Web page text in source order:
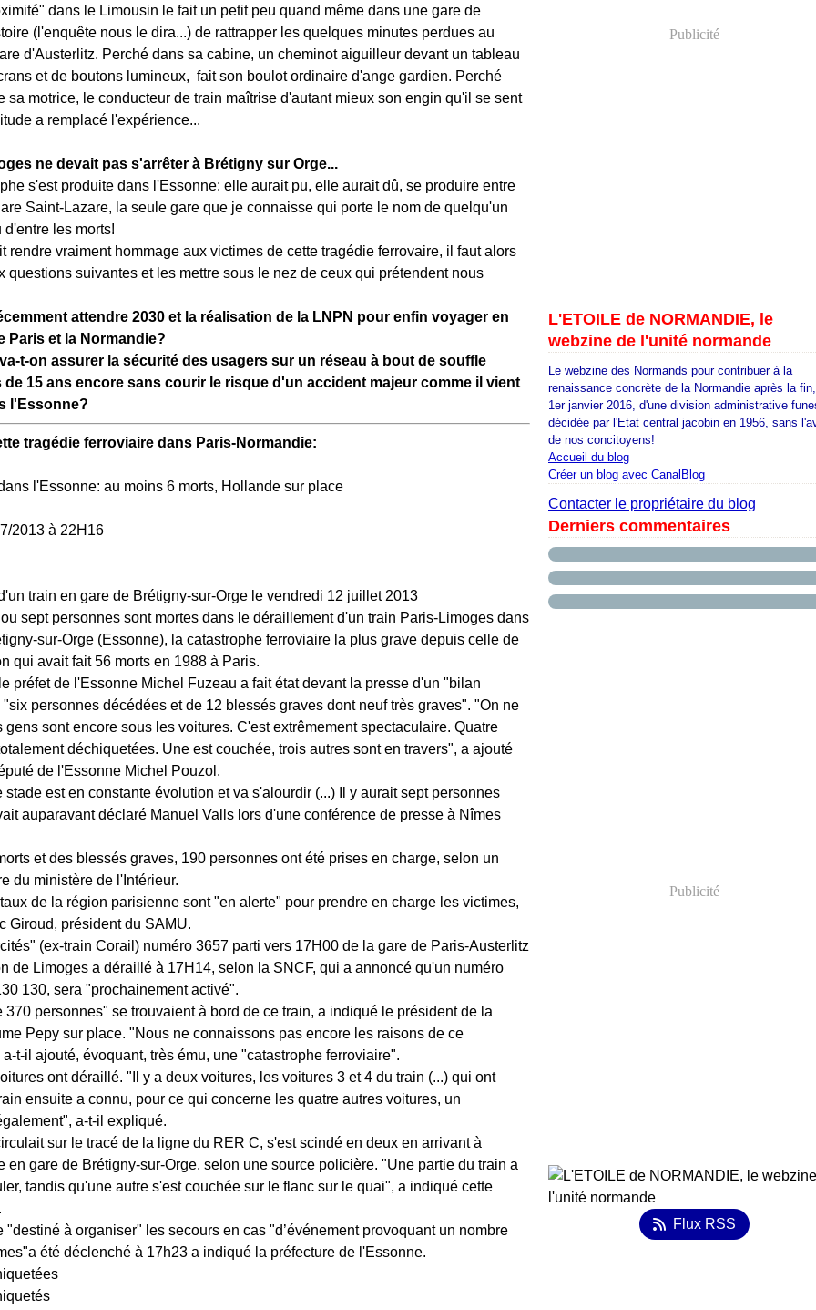
dans le Limousin le fait un petit peu quand même dans une gare de
(l'enquête nous le dira...) de rattrapper les quelques minutes perdues au
d'Austerlitz. Perché dans sa cabine, un cheminot aiguilleur devant un tableau
et de boutons lumineux, fait son boulot ordinaire d'ange gardien. Perché
sa motrice, le conducteur de train maîtrise d'autant mieux son engin qu'il se sent
a remplacé l'expérience...
ne devait pas s'arrêter à Brétigny sur Orge...
s'est produite dans l'Essonne: elle aurait pu, elle aurait dû, se produire entre
Saint-Lazare, la seule gare que je connaisse qui porte le nom de quelqu'un
d'entre les morts!
rendre vraiment hommage aux victimes de cette tragédie ferrovaire, il faut alors
questions suivantes et les mettre sous le nez de ceux qui prétendent nous
attendre 2030 et la réalisation de la LNPN pour enfin voyager en
Paris et la Normandie?
t-on assurer la sécurité des usagers sur un réseau à bout de souffle
de 15 ans encore sans courir le risque d'un accident majeur comme il vient
l'Essonne?
tragédie ferroviaire dans Paris-Normandie:
l'Essonne: au moins 6 morts, Hollande sur place
2013 à 22H16
train en gare de Brétigny-sur-Orge le vendredi 12 juillet 2013
sept personnes sont mortes dans le déraillement d'un train Paris-Limoges dans
sur-Orge (Essonne), la catastrophe ferroviaire la plus grave depuis celle de
qui avait fait 56 morts en 1988 à Paris.
préfet de l'Essonne Michel Fuzeau a fait état devant la presse d'un "bilan
personnes décédées et de 12 blessés graves dont neuf très graves". "On ne
gens sont encore sous les voitures. C'est extrêmement spectaculaire. Quatre
déchiquetées. Une est couchée, trois autres sont en travers", a ajouté
de l'Essonne Michel Pouzol.
stade est en constante évolution et va s'alourdir (...) Il y aurait sept personnes
auparavant déclaré Manuel Valls lors d'une conférence de presse à Nîmes
et des blessés graves, 190 personnes ont été prises en charge, selon un
du ministère de l'Intérieur.
de la région parisienne sont "en alerte" pour prendre en charge les victimes,
Giroud, président du SAMU.
(ex-train Corail) numéro 3657 parti vers 17H00 de la gare de Paris-Austerlitz
de Limoges a déraillé à 17H14, selon la SNCF, qui a annoncé qu'un numéro
130, sera "prochainement activé".
370 personnes" se trouvaient à bord de ce train, a indiqué le président de la
Pepy sur place. "Nous ne connaissons pas encore les raisons de ce
t-il ajouté, évoquant, très ému, une "catastrophe ferroviaire".
ont déraillé. "Il y a deux voitures, les voitures 3 et 4 du train (...) qui ont
ensuite a connu, pour ce qui concerne les quatre autres voitures, un
a-t-il expliqué.
sur le tracé de la ligne du RER C, s'est scindé en deux en arrivant à
en gare de Brétigny-sur-Orge, selon une source policière. "Une partie du train a
tandis qu'une autre s'est couchée sur le flanc sur le quai", a indiqué cette
"destiné à organiser" les secours en cas "d’événement provoquant un nombre
été déclenché à 17h23 a indiqué la préfecture de l'Essonne.
Publicité
L'ETOILE de NORMANDIE, le
webzine de l'unité normande
Le webzine des Normands pour contribuer à la
renaissance concrète de la Normandie après la
1er janvier 2016, d'une division administrative
décidée par l'Etat central jacobin en 1956, sans
de nos concitoyens!
Accueil du blog
Créer un blog avec CanalBlog
Contacter le propriétaire du blog
Derniers commentaires
Publicité
Flux RSS